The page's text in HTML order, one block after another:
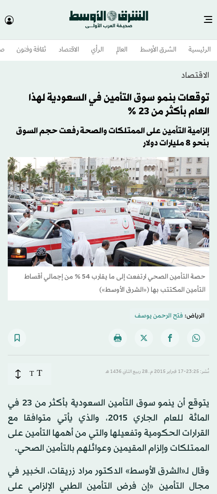
الرئيسية الشرق الأوسط​ العالم الرأي الاقتصاد ثقافة وفنون
الاقتصاد
توقعات بنمو سوق التأمين في السعودية لهذا
العام بأكثر من 23 %
إلزامية التأمين على الممتلكات والصحة رفعت حجم السوق
بنحو 8 مليارات دولار
حصة التأمين الصحي ارتفعت إلى ما يقارب 54 % من إجمالي أقساط
التأمين المكتتب بها («الشرق الأوسط»)
الرياض: فتح الرحمن يوسف
نُشر: 23:25-17 فبراير 2015 م ـ 28 ربيع الثاني 1436 هـ T
T
يتوقع أن ينمو سوق التأمين السعودية بأكثر من 23 في
المائة للعام الجاري 2015، والذي يأتي متوافقا مع
القرارات الحكومية وتفعيلها والتي من أهمها التأمين على
الممتلكات وإلزام المقيمين وعوائلهم بالتأمين الصحي.
وقال لـ«الشرق الأوسط» الدكتور مراد زريقات، الخبير في
مجال التأمين «إن فرض التأمين الطبي الإلزامي على